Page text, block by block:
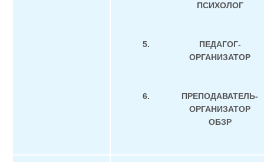
ПСИХОЛОГ
5.
ПЕДАГОГ-
ОРГАНИЗАТОР
6.
ПРЕПОДАВАТЕЛЬ-
ОРГАНИЗАТОР
ОБЗР